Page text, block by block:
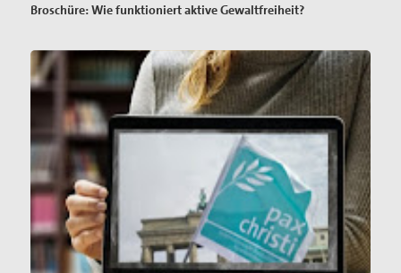
Broschüre: Wie funktioniert aktive Gewaltfreiheit?